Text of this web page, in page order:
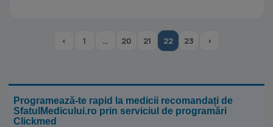
‹ 1 … 20 21 22 23 ›
Programează-te rapid la medicii recomandați de
SfatulMedicului.ro prin serviciul de programări
Clickmed